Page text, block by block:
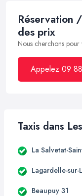
Réservation
des prix
Nous cherchons
Appelez 09
Taxis dans
La Salvetat-
Lagardelle-sur-
Beaupuy 31